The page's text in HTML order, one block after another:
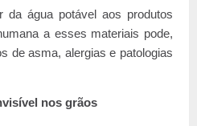
da água potável aos produtos
a esses materiais pode,
de asma, alergias e patologias
nos grãos